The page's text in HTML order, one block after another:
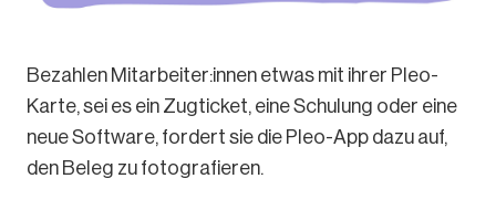
Bezahlen Mitarbeiter:innen etwas mit ihrer Pleo-
Karte, sei es ein Zugticket, eine Schulung oder eine
neue Software, fordert sie die Pleo-App dazu auf,
den Beleg zu fotografieren.